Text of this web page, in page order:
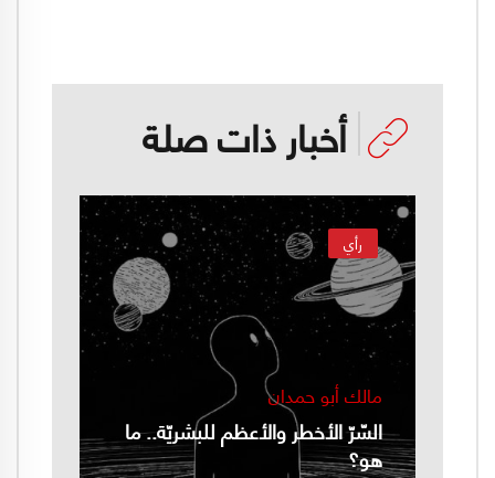
أخبار ذات صلة
رأي
مالك أبو حمدان
السّرّ الأخطر والأعظم للبشريّة.. ما
هو؟